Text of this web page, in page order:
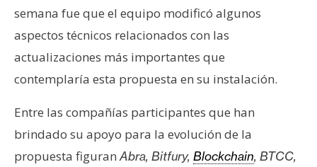
b
l
i
c
d
a
semana fue que el equipo modificó algunos
aspectos técnicos relacionados con las
actualizaciones más importantes que
contemplaría esta propuesta en su instalación.
Entre las compañías participantes que han
brindado su apoyo para la evolución de la
propuesta figuran Abra, Bitfury, Blockchain, BTCC,